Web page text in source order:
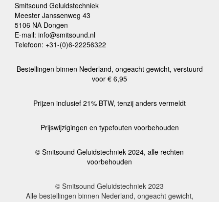
Smitsound Geluidstechniek
Meester Janssenweg 43
5106 NA Dongen
E-mail: info@smitsound.nl
Telefoon: +31-(0)6-22256322
Bestellingen binnen Nederland, ongeacht gewicht, verstuurd
voor € 6,95
Prijzen inclusief 21% BTW, tenzij anders vermeldt
Prijswijzigingen en typefouten voorbehouden
© Smitsound Geluidstechniek 2024, alle rechten
voorbehouden
© Smitsound Geluidstechniek 2023
Alle bestellingen binnen Nederland, ongeacht gewicht,